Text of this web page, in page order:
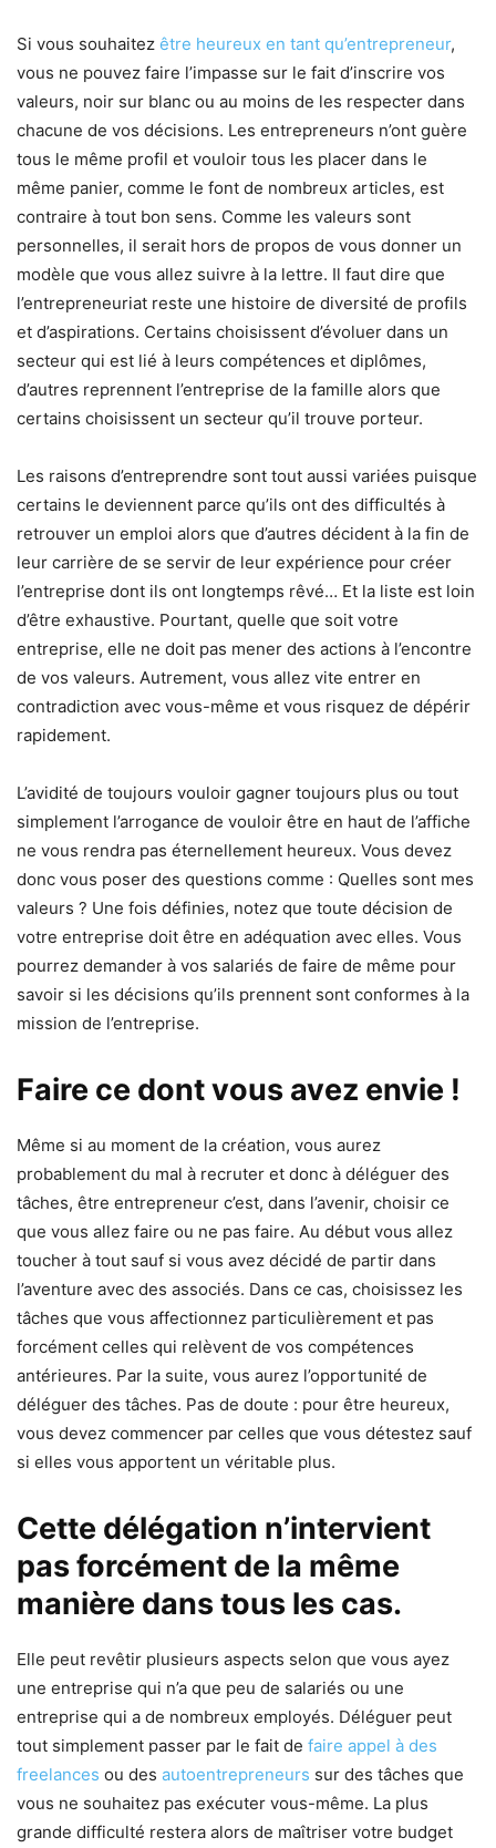
Si vous souhaitez être heureux en tant qu’entrepreneur,
vous ne pouvez faire l’impasse sur le fait d’inscrire vos
valeurs, noir sur blanc ou au moins de les respecter dans
chacune de vos décisions. Les entrepreneurs n’ont guère
tous le même profil et vouloir tous les placer dans le
même panier, comme le font de nombreux articles, est
contraire à tout bon sens. Comme les valeurs sont
personnelles, il serait hors de propos de vous donner un
modèle que vous allez suivre à la lettre. Il faut dire que
l’entrepreneuriat reste une histoire de diversité de profils
et d’aspirations. Certains choisissent d’évoluer dans un
secteur qui est lié à leurs compétences et diplômes,
d’autres reprennent l’entreprise de la famille alors que
certains choisissent un secteur qu’il trouve porteur.
Les raisons d’entreprendre sont tout aussi variées puisque
certains le deviennent parce qu’ils ont des difficultés à
retrouver un emploi alors que d’autres décident à la fin de
leur carrière de se servir de leur expérience pour créer
l’entreprise dont ils ont longtemps rêvé… Et la liste est loin
d’être exhaustive. Pourtant, quelle que soit votre
entreprise, elle ne doit pas mener des actions à l’encontre
de vos valeurs. Autrement, vous allez vite entrer en
contradiction avec vous-même et vous risquez de dépérir
rapidement.
L’avidité de toujours vouloir gagner toujours plus ou tout
simplement l’arrogance de vouloir être en haut de l’affiche
ne vous rendra pas éternellement heureux. Vous devez
donc vous poser des questions comme : Quelles sont mes
valeurs ? Une fois définies, notez que toute décision de
votre entreprise doit être en adéquation avec elles. Vous
pourrez demander à vos salariés de faire de même pour
savoir si les décisions qu’ils prennent sont conformes à la
mission de l’entreprise.
Faire ce dont vous avez envie !
Même si au moment de la création, vous aurez
probablement du mal à recruter et donc à déléguer des
tâches, être entrepreneur c’est, dans l’avenir, choisir ce
que vous allez faire ou ne pas faire. Au début vous allez
toucher à tout sauf si vous avez décidé de partir dans
l’aventure avec des associés. Dans ce cas, choisissez les
tâches que vous affectionnez particulièrement et pas
forcément celles qui relèvent de vos compétences
antérieures. Par la suite, vous aurez l’opportunité de
déléguer des tâches. Pas de doute : pour être heureux,
vous devez commencer par celles que vous détestez sauf
si elles vous apportent un véritable plus.
Cette délégation n’intervient
pas forcément de la même
manière dans tous les cas.
Elle peut revêtir plusieurs aspects selon que vous ayez
une entreprise qui n’a que peu de salariés ou une
entreprise qui a de nombreux employés. Déléguer peut
tout simplement passer par le fait de faire appel à des
freelances ou des autoentrepreneurs sur des tâches que
vous ne souhaitez pas exécuter vous-même. La plus
grande difficulté restera alors de maîtriser votre budget